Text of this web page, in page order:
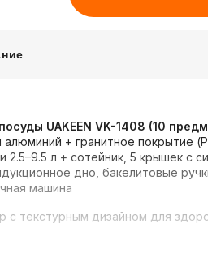
UAKEEN VK-1408 (10
алюминий + гранитное покрытие
2.5–9.5 л + сотейник, 5 крышек с
дно, бакелитовые
машина
с текстурным дизайном для